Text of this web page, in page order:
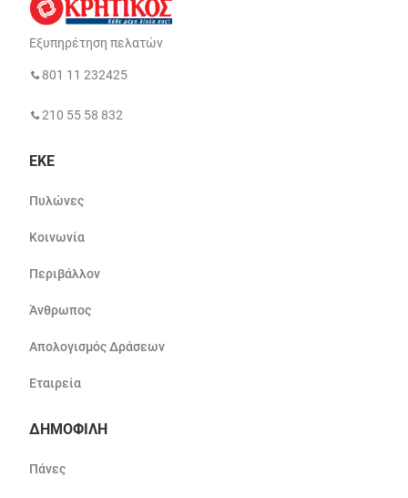
Εξυπηρέτηση πελατών
801 11 232425
210 55 58 832
ΕΚΕ
Πυλώνες
Κοινωνία
Περιβάλλον
Άνθρωπος
Απολογισμός Δράσεων
Εταιρεία
ΔΗΜΟΦΙΛΗ
Πάνες